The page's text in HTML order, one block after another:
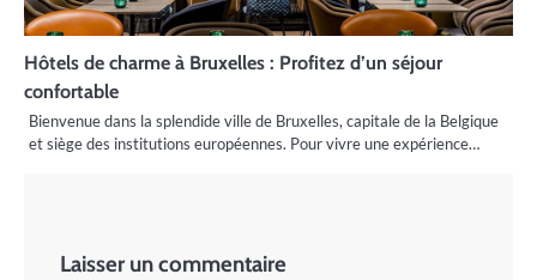
Hôtels de charme à Bruxelles : Profitez d’un séjour
confortable
Bienvenue dans la splendide ville de Bruxelles, capitale de la Belgique
et siège des institutions européennes. Pour vivre une expérience…
Laisser un commentaire